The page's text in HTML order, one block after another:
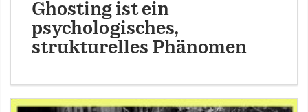
Ghosting ist ein
psychologisches,
strukturelles Phänomen